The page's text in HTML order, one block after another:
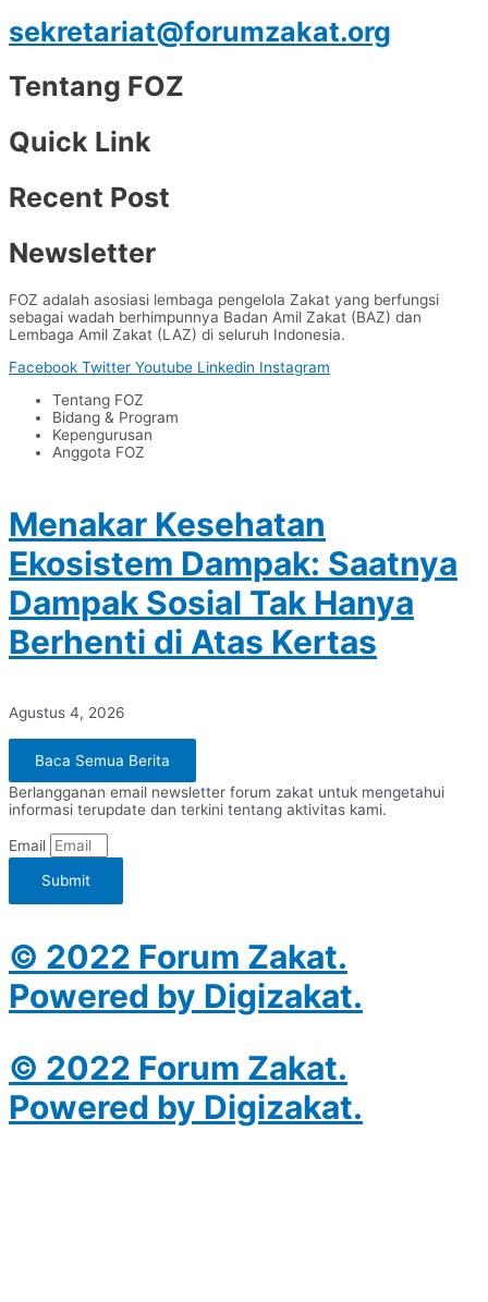
sekretariat@forumzakat.org
Tentang FOZ
Quick Link
Recent Post
Newsletter
FOZ adalah asosiasi lembaga pengelola Zakat yang berfungsi
sebagai wadah berhimpunnya Badan Amil Zakat (BAZ) dan
Lembaga Amil Zakat (LAZ) di seluruh Indonesia.
Facebook Twitter Youtube Linkedin Instagram
Tentang FOZ
Bidang & Program
Kepengurusan
Anggota FOZ
Menakar Kesehatan
Ekosistem Dampak: Saatnya
Dampak Sosial Tak Hanya
Berhenti di Atas Kertas
Agustus 4, 2026
Baca Semua Berita
Berlangganan email newsletter forum zakat untuk mengetahui
informasi terupdate dan terkini tentang aktivitas kami.
Email
Submit
© 2022 Forum Zakat.
Powered by Digizakat.
© 2022 Forum Zakat.
Powered by Digizakat.